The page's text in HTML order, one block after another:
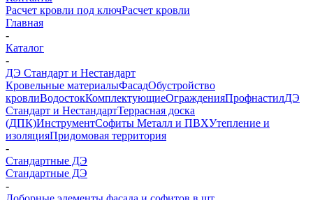
Расчет кровли под ключРасчет кровли
Главная
-
Каталог
-
ДЭ Стандарт и Нестандарт
Кровельные материалыФасадОбустройство
кровлиВодостокКомплектующиеОгражденияПрофнастилДЭ
Стандарт и НестандартТеррасная доска
(ДПК)ИнструментСофиты Металл и ПВХУтепление и
изоляцияПридомовая территория
-
Стандартные ДЭ
Стандартные ДЭ
-